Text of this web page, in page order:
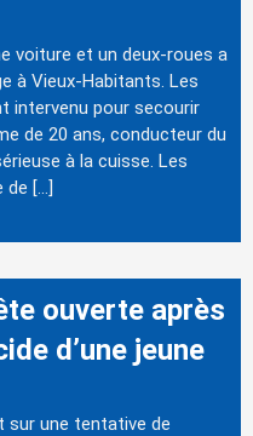
voiture et un deux-roues a
à Vieux-Habitants. Les
intervenu pour secourir
de 20 ans, conducteur du
à la cuisse. Les
de […]
ouverte après
d’une jeune
sur une tentative de